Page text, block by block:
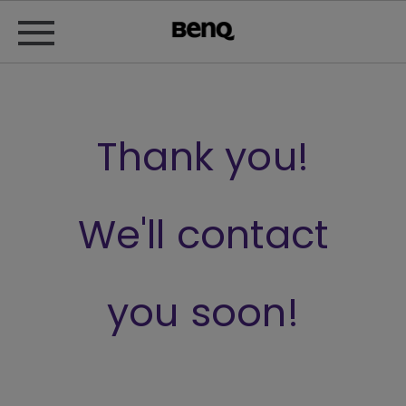
Thank you!
We'll contact
you soon!